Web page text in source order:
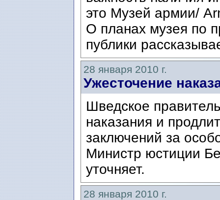
это Музей армии/
О планах музея по
публики
28 января 2010 г.
Ужесточение
Шведское
наказания и
заключений за
Министр юстиции
уточняет.
28 января 2010 г.